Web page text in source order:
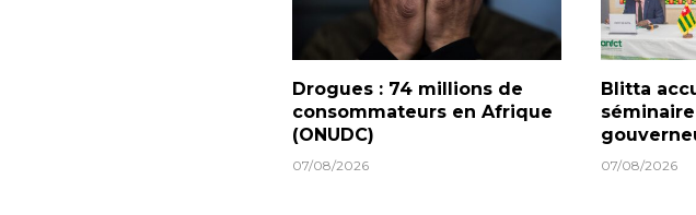
Drogues : 74 millions de
consommateurs en Afrique
(ONUDC)
07/08/2026
Blitta
07/08/2026